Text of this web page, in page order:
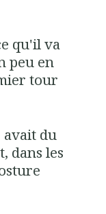
qu'il va
peu en
tour
avait du
dans les